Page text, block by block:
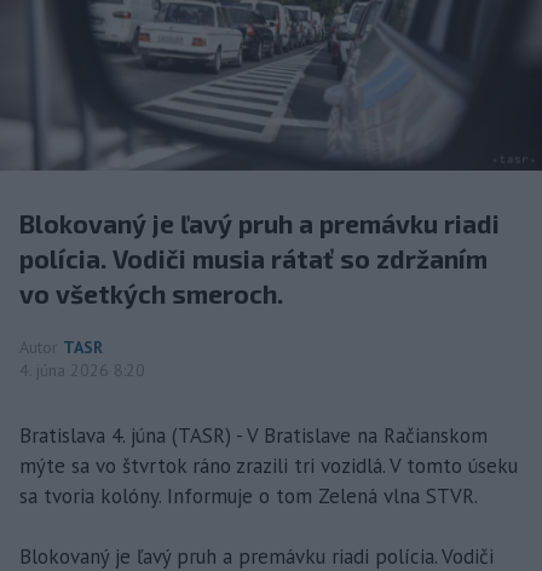
Blokovaný je ľavý pruh a premávku riadi
polícia. Vodiči musia rátať so zdržaním
vo všetkých smeroch.
Autor TASR
4. júna 2026 8:20
Bratislava 4. júna (TASR) - V Bratislave na Račianskom
mýte sa vo štvrtok ráno zrazili tri vozidlá. V tomto úseku
sa tvoria kolóny. Informuje o tom Zelená vlna STVR.
Blokovaný je ľavý pruh a premávku riadi polícia. Vodiči